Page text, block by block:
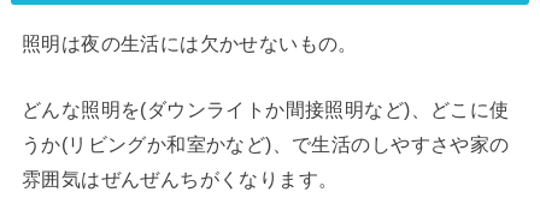
照明は夜の生活には欠かせないもの。
どんな照明を(ダウンライトか間接照明など)、どこに使
うか(リビングか和室かなど)、で生活のしやすさや家の
雰囲気はぜんぜんちがくなります。